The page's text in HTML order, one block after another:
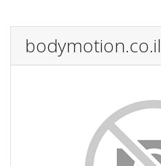
bodymotion.co.il